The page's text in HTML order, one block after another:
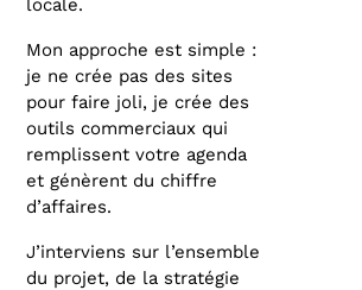
Mon approche est simple :
je ne crée pas des sites
pour faire joli, je crée des
outils commerciaux qui
remplissent votre agenda
et génèrent du chiffre
d’affaires.
J’interviens sur l’ensemble
du projet, de la stratégie